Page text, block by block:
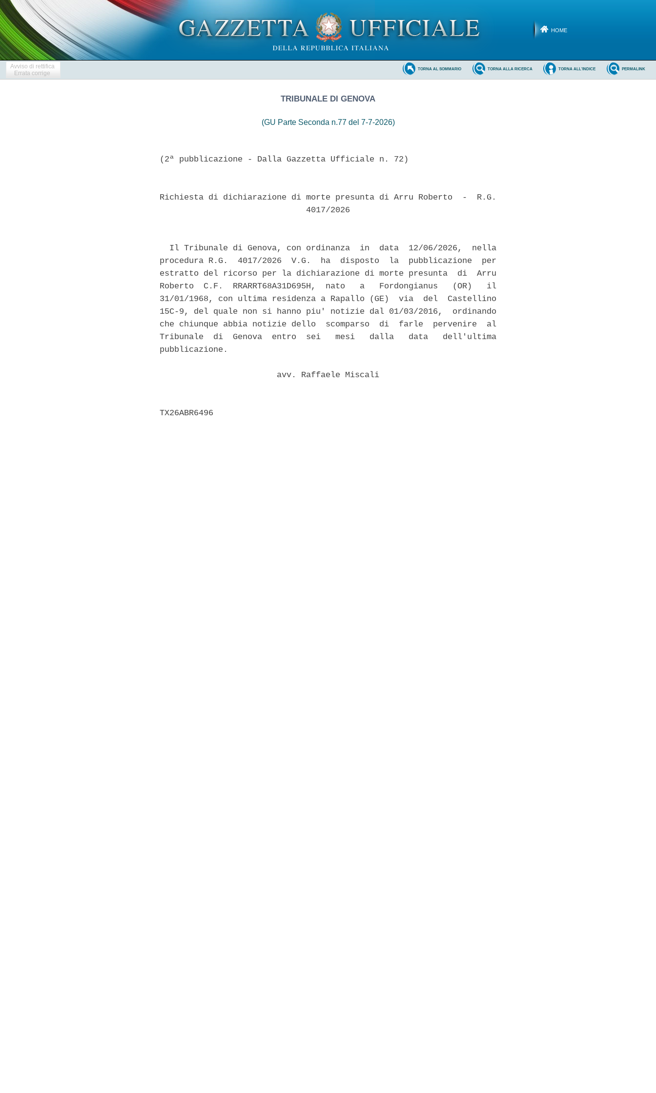
HOME
Avviso di rettifica
Errata corrige
PERMALINK
TORNA ALL'INDICE
TORNA ALLA RICERCA
TORNA AL SOMMARIO
TRIBUNALE DI GENOVA
(GU Parte Seconda n.77 del 7-7-2026)
(2ª pubblicazione - Dalla Gazzetta Ufficiale n. 72)
Richiesta di dichiarazione di morte presunta di Arru Roberto  -  R.G.
                              4017/2026
  Il Tribunale di Genova, con ordinanza  in  data  12/06/2026,  nella
procedura R.G.  4017/2026  V.G.  ha  disposto  la  pubblicazione  per
estratto del ricorso per la dichiarazione di morte presunta  di  Arru
Roberto  C.F.  RRARRT68A31D695H,  nato   a   Fordongianus   (OR)   il
31/01/1968, con ultima residenza a Rapallo (GE)  via  del  Castellino
15C-9, del quale non si hanno piu' notizie dal 01/03/2016,  ordinando
che chiunque abbia notizie dello  scomparso  di  farle  pervenire  al
Tribunale  di  Genova  entro  sei   mesi   dalla   data   dell'ultima
pubblicazione.
                        avv. Raffaele Miscali